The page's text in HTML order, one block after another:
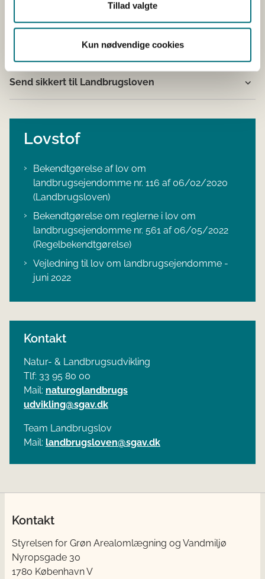
Tillad valgte
Kun nødvendige cookies
vurderingsstyrelsen
Send sikkert til Landbrugsloven
Lovstof
Bekendtgørelse af lov om
landbrugsejendomme nr. 116 af 06/02/2020
(Landbrugsloven)
Bekendtgørelse om reglerne i lov om
landbrugsejendomme nr. 561 af 06/05/2022
(Regelbekendtgørelse)
Vejledning til lov om landbrugsejendomme -
juni 2022
Kontakt
Natur- & Landbrugsudvikling
Tlf: 33 95 80 00
Mail: naturoglandbrugs
udvikling@sgav.dk
Team Landbrugslov
Mail: landbrugsloven@sgav.dk
Kontakt
Styrelsen for Grøn Arealomlægning og Vandmiljø
Nyropsgade 30
1780 København V